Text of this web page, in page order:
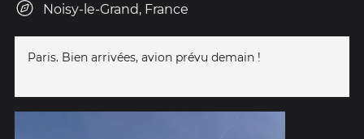
Noisy-le-Grand, France
Paris. Bien arrivées, avion prévu demain !